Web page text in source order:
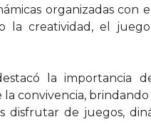
organizadas con
la creatividad, el
la importancia
convivencia,
disfrutar de juegos,